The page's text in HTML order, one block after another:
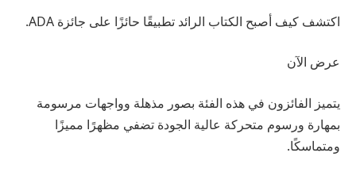
اكتشف كيف أصبح الكتاب الرائد تطبيقًا حائزًا على جائزة ADA.
عرض الآن
يتميز الفائزون في هذه الفئة بصور مذهلة وواجهات مرسومة
بمهارة ورسوم متحركة عالية الجودة تضفي مظهرًا مميزًا
ومتماسكًا.